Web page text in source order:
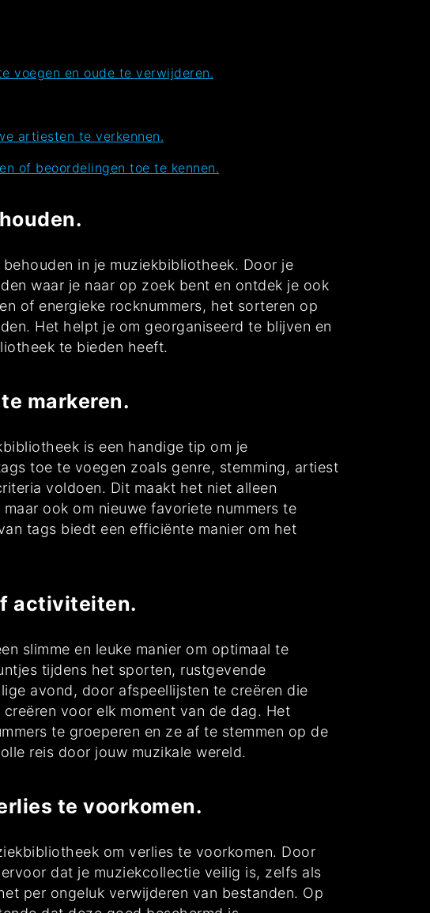
voegen en oude te verwijderen.
artiesten te verkennen.
of beoordelingen toe te kennen.
in je muziekbibliotheek. Door je
waar je naar op zoek bent en ontdek je ook
of energieke rocknummers, het sorteren op
Het helpt je om georganiseerd te blijven en
te bieden heeft.
markeren.
is een handige tip om je
toe te voegen zoals genre, stemming, artiest
voldoen. Dit maakt het niet alleen
ook om nieuwe favoriete nummers te
tags biedt een efficiënte manier om het
activiteiten.
slimme en leuke manier om optimaal te
tijdens het sporten, rustgevende
avond, door afspeellijsten te creëren die
voor elk moment van de dag. Het
te groeperen en ze af te stemmen op de
reis door jouw muzikale wereld.
te voorkomen.
om verlies te voorkomen. Door
dat je muziekcollectie veilig is, zelfs als
per ongeluk verwijderen van bestanden. Op